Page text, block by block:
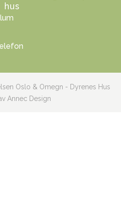
hus
Oslo & Omegn - Dyrenes Hus
Annec Design